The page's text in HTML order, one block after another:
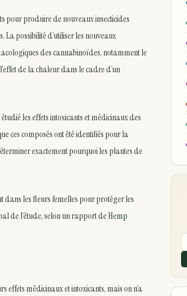
pour produire de nouveaux insecticides
La possibilité d’utiliser les nouveaux
des cannabinoïdes, notamment le
de la chaleur dans le cadre d’un
les effets intoxicants et médicinaux des
ces composés ont été identifiés pour la
exactement pourquoi les plantes de
dans les fleurs femelles pour protéger les
de l’étude, selon un rapport deHemp
effets médicinaux et intoxicants, mais on n’a